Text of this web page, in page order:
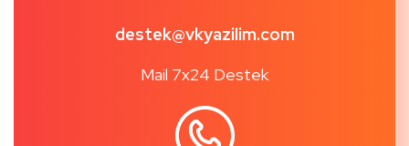
destek@vkyazilim.com
Mail 7x24 Destek